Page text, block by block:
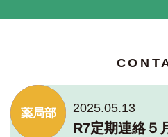
学術部
総務部
薬局部 2025.05.13
R7定期連絡５